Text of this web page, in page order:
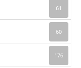
61
60
176